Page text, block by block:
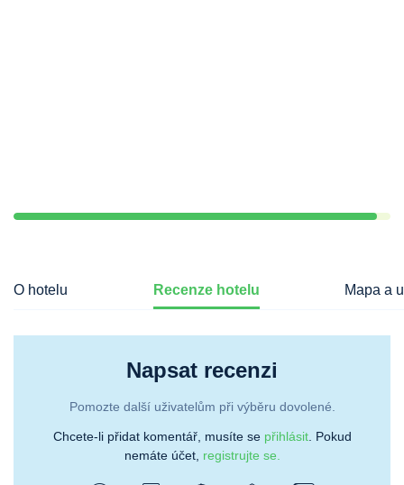
O hotelu Recenze hotelu Mapa a
Napsat recenzi
Pomozte další uživatelům při výběru dovolené.
Chcete-li přidat komentář, musíte se přihlásit. Pokud
nemáte účet, registrujte se.